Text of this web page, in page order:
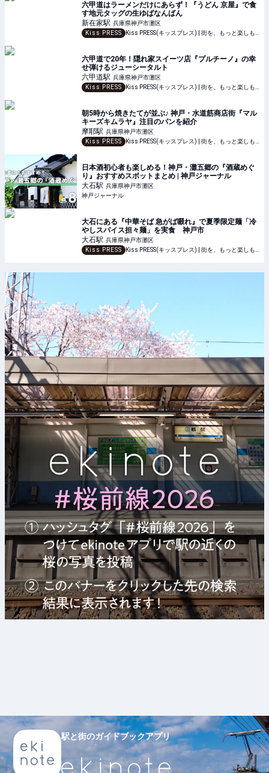
六甲道はラーメンだけにあらず！『うどん 京屋』で食
す地元タッグの生ゆばなんばん
新在家駅 兵庫県神戸市灘区
Kiss PRESS
六甲道で20年！隠れ家スイーツ店『プルチーノ』の幸
せ弾けるジューシータルト
六甲道駅 兵庫県神戸市灘区
Kiss PRESS
朝5時から焼きたてが並ぶ♪ 神戸・水道筋商店街『マル
キーズキムラヤ』注目のパンを紹介
摩耶駅 兵庫県神戸市灘区
Kiss PRESS
日本酒初心者も楽しめる！神戸・灘五郷の『酒蔵めぐ
り』おすすめスポットまとめ | 神戸ジャーナル
大石駅 兵庫県神戸市灘区
神戸ジャーナル
大石にある『中華そば 急がば啜れ』で夏季限定麺「冷
やしスパイス担々麺」を実食 神戸市
大石駅 兵庫県神戸市灘区
Kiss PRESS
駅と街のガイドブックアプリ